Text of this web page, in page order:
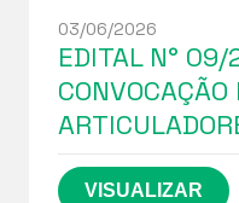
03/06/2026
EDITAL N°